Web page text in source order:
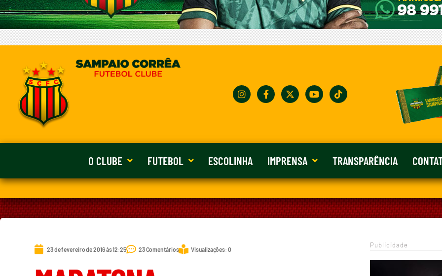
O CLUBE FUTEBOL ESCOLINHA IMPRENSA TRANSPARÊNCIA
23 de fevereiro de 2016 às 12:25 23 Comentários Visualizações: 0
Publicidade